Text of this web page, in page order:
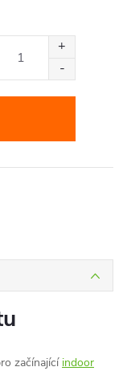
začínající indoor